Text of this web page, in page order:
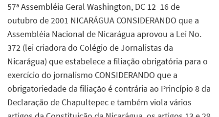
57ª Assembléia Geral Washington, DC 12  16 de
outubro de 2001 NICARÁGUA CONSIDERANDO que a
Assembléia Nacional de Nicarágua aprovou a Lei No.
372 (lei criadora do Colégio de Jornalistas da
Nicarágua) que estabelece a filiação obrigatória para o
exercício do jornalismo CONSIDERANDO que a
obrigatoriedade da filiação é contrária ao Princípio 8 da
Declaração de Chapultepec e também viola vários